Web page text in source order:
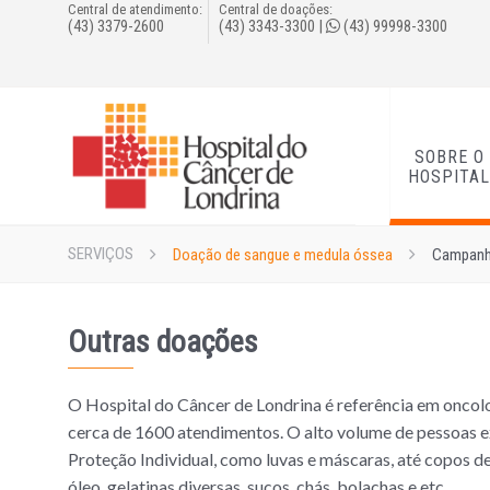
Central de atendimento:
(43) 3379-2600
Central de doações:
(43) 3343-3300 | (43) 99998-3300
SOBRE O
HOSPITAL
SERVIÇOS Doação de sangue e medula óssea
Outras doações
O Hospital do Câncer de Londrina é referência em
cerca de 1600 atendimentos. O alto volume de pessoas
Proteção Individual, como luvas e máscaras, até copos